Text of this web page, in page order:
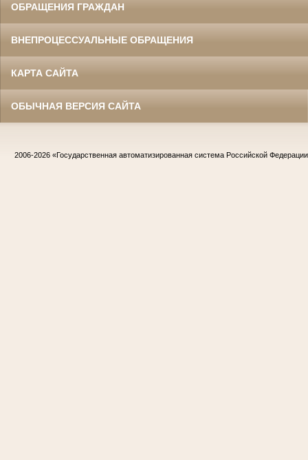
ОБРАЩЕНИЯ ГРАЖДАН
ВНЕПРОЦЕССУАЛЬНЫЕ ОБРАЩЕНИЯ
КАРТА САЙТА
ОБЫЧНАЯ ВЕРСИЯ САЙТА
2006-2026 «Государственная автоматизированная система Российской